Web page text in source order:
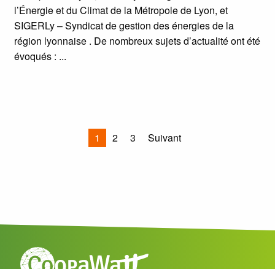
l’Énergie et du Climat de la Métropole de Lyon, et
SIGERLy – Syndicat de gestion des énergies de la
région lyonnaise . De nombreux sujets d’actualité ont été
évoqués :
Pagination
1 2 3 Suivant